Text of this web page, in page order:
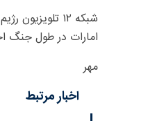
شبکه ۱۲
امارات در طول جنگ
مهر
اخبار مرتبط